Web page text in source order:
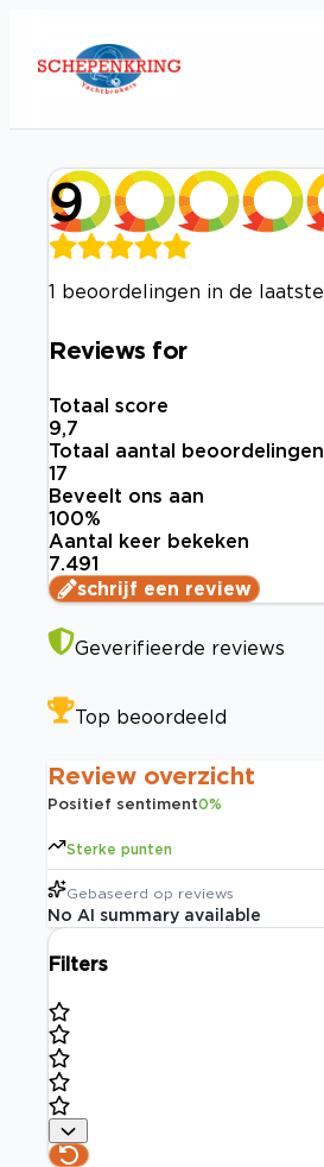
9
1 beoordelingen in de
Reviews for
Totaal score
9,7
Totaal aantal beoordelingen
17
Beveelt ons aan
100%
Aantal keer bekeken
7.491
schrijf een review
Geverifieerde reviews
Top beoordeeld
Review overzicht
Positief sentiment0%
Sterke punten
Gebaseerd op reviews
No AI summary available
Filters